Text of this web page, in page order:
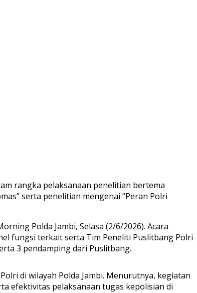
rangka pelaksanaan penelitian bertema
serta penelitian mengenai “Peran Polri
Polda Jambi, Selasa (2/6/2026). Acara
fungsi terkait serta Tim Peneliti Puslitbang Polri
3 pendamping dari Puslitbang.
di wilayah Polda Jambi. Menurutnya, kegiatan
efektivitas pelaksanaan tugas kepolisian di